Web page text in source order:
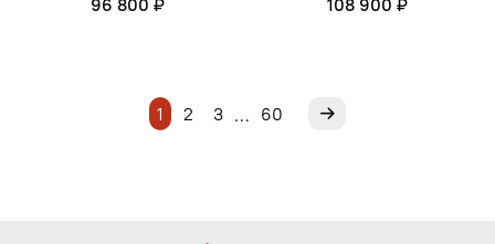
1 2 3 … 60